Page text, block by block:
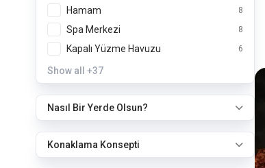
Hamam 8
Spa Merkezi 8
Kapalı Yüzme Havuzu 6
Show all +37
Nasıl Bir Yerde Olsun?
Konaklama Konsepti